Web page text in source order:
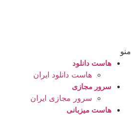
منو
هاست دانلود
هاست دانلود ایران
سرور مجازی
سرور مجازی ایران
هاست میزبانی